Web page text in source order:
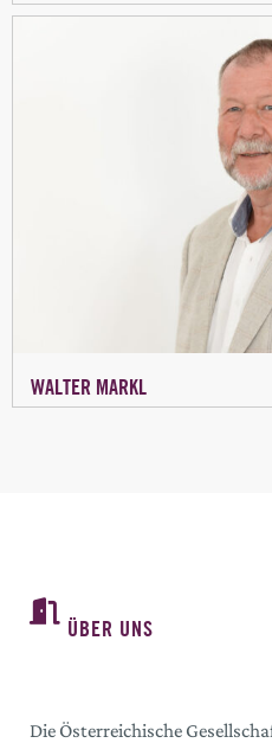
WALTER MARKL
ÜBER UNS
Die Österreichische